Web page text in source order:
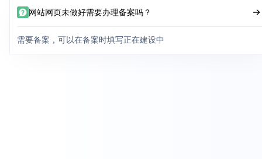
网站网页未做好需要办理备案吗？
需要备案，可以在备案时填写正在建设中